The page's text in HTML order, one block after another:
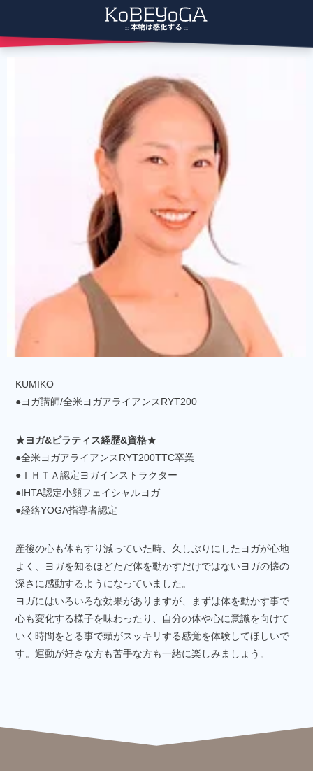
KUMIKO
●ヨガ講師/全米ヨガアライアンスRYT200
★ヨガ&ピラティス経歴&資格★
●全米ヨガアライアンスRYT200TTC卒業
●ＩＨＴＡ認定ヨガインストラクター
●IHTA認定小顔フェイシャルヨガ
●経絡YOGA指導者認定
産後の心も体もすり減っていた時、久しぶりにしたヨガが心地
よく、ヨガを知るほどただ体を動かすだけではないヨガの懐の
深さに感動するようになっていました。
ヨガにはいろいろな効果がありますが、まずは体を動かす事で
心も変化する様子を味わったり、自分の体や心に意識を向けて
いく時間をとる事で頭がスッキリする感覚を体験してほしいで
す。運動が好きな方も苦手な方も一緒に楽しみましょう。